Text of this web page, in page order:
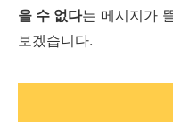
을 수 없다는 메시지가
보겠습니다.